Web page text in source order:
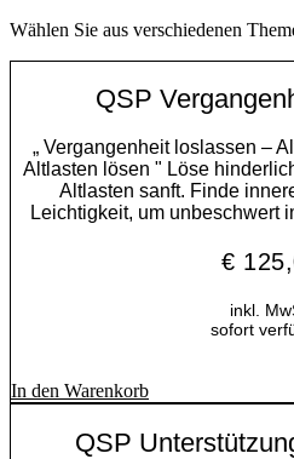
Wählen Sie aus verschiedenen
QSP
„ Vergangenheit loslassen –
Altlasten lösen " Löse
Altlasten sanft. Finde
Leichtigkeit, um unbeschwert
€
inkl.
sofort
In den Warenkorb
QSP